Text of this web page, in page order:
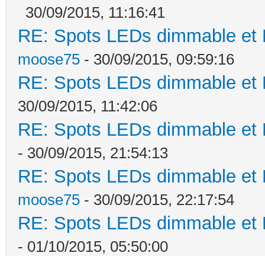
30/09/2015, 11:16:41
RE: Spots LEDs dimmable
moose75 - 30/09/2015, 09:59:16
RE: Spots LEDs dimmable
30/09/2015, 11:42:06
RE: Spots LEDs dimmable
- 30/09/2015, 21:54:13
RE: Spots LEDs dimmable
moose75 - 30/09/2015, 22:17:54
RE: Spots LEDs dimmable
- 01/10/2015, 05:50:00